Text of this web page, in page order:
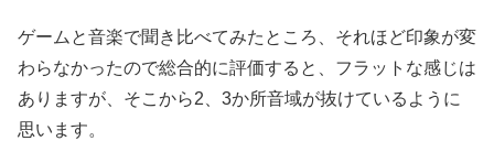
ゲームと音楽で聞き比べてみたところ、それほど印象が変
わらなかったので総合的に評価すると、フラットな感じは
ありますが、そこから2、3か所音域が抜けているように
思います。